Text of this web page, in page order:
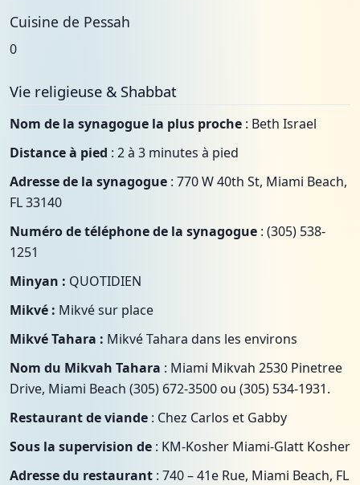
Cuisine de Pessah
0
Vie religieuse & Shabbat
Nom de la synagogue la plus proche : Beth Israel
Distance à pied : 2 à 3 minutes à pied
Adresse de la synagogue : 770 W 40th St, Miami Beach,
FL 33140
Numéro de téléphone de la synagogue : (305) 538-
1251
Minyan : QUOTIDIEN
Mikvé : Mikvé sur place
Mikvé Tahara : Mikvé Tahara dans les environs
Nom du Mikvah Tahara : Miami Mikvah 2530 Pinetree
Drive, Miami Beach (305) 672-3500 ou (305) 534-1931.
Restaurant de viande : Chez Carlos et Gabby
Sous la supervision de : KM-Kosher Miami-Glatt Kosher
Adresse du restaurant : 740 – 41e Rue, Miami Beach, FL